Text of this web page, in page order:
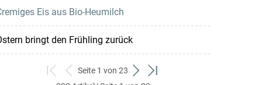
Eis aus Bio-Heumilch
bringt den Frühling zurück
zum
zurück
Seite 1 von 23
weiterzum